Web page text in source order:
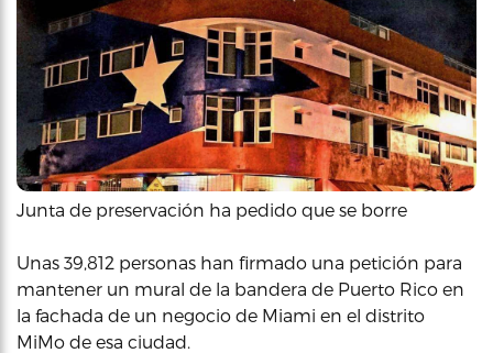
Junta de preservación ha pedido que se borre
Unas 39,812 personas han firmado una petición para
mantener un mural de la bandera de Puerto Rico en
la fachada de un negocio de Miami en el distrito
MiMo de esa ciudad.